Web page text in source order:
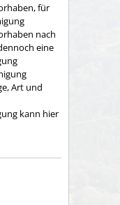
für
nach
eine
Art und
kann hier